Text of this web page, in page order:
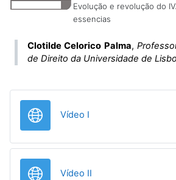
Evolução e revolução do
essencias
Clotilde Celorico Palma,
de Direito da Universidade de
Vídeo I
Vídeo II